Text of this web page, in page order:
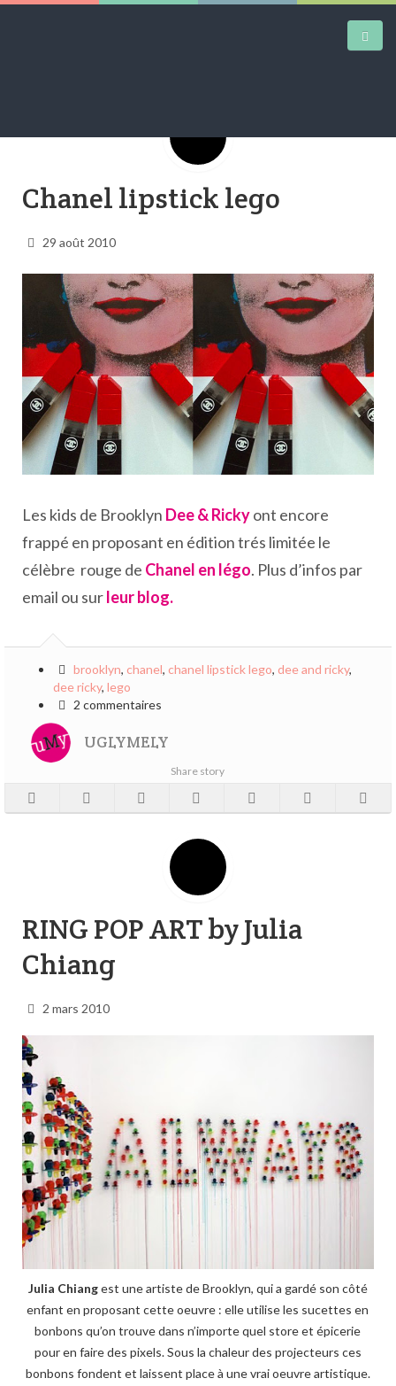
AIRTRAINERPEDIA
DAILY CITY
CONTACT
Chanel lipstick lego
29 août 2010
Les kids de Brooklyn Dee & Rickyont encore
frappé en proposant en édition trés limitée le
célèbre rouge de Chanel en légo. Plus d’infos par
email ou surleur blog.
brooklyn, chanel, chanel lipstick lego, dee and ricky,
dee ricky, lego
2 commentaires
UGLYMELY
Share story
RING POP ART by Julia
Chiang
2 mars 2010
Julia Chiangest une artiste de Brooklyn, qui a gardé son côté
enfant en proposant cette oeuvre : elle utilise les sucettes en
bonbons qu’on trouve dans n’importe quel store et épicerie
pour en faire des pixels. Sous la chaleur des projecteurs ces
bonbons fondent et laissent place à une vrai oeuvre artistique.